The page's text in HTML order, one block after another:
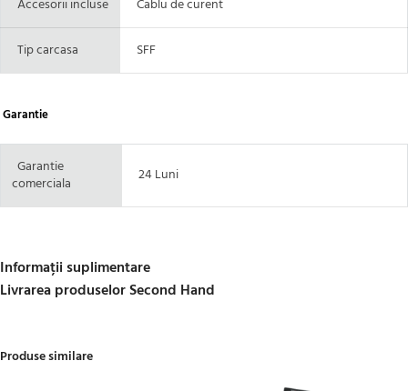
Accesorii incluse Cablu de curent
Tip carcasa SFF
Garantie
Garantie
comerciala
24 Luni
Informații suplimentare
Livrarea produselor Second Hand
Produse similare